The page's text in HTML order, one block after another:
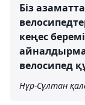
Біз
кеңес
велосипед
Нұр-Сұлтан